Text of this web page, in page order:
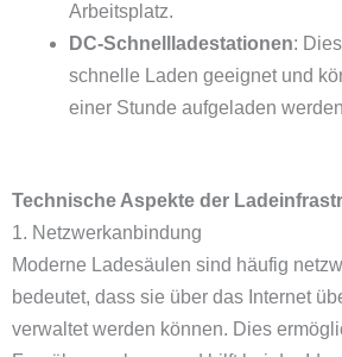
Arbeitsplatz.
DC-Schnellladestationen:
schnelle Laden geeignet und
einer Stunde aufgeladen
Technische Aspekte der
1. Netzwerkanbindung
Moderne Ladesäulen sind häufig
bedeutet, dass sie über das Internet
verwaltet werden können. Dies